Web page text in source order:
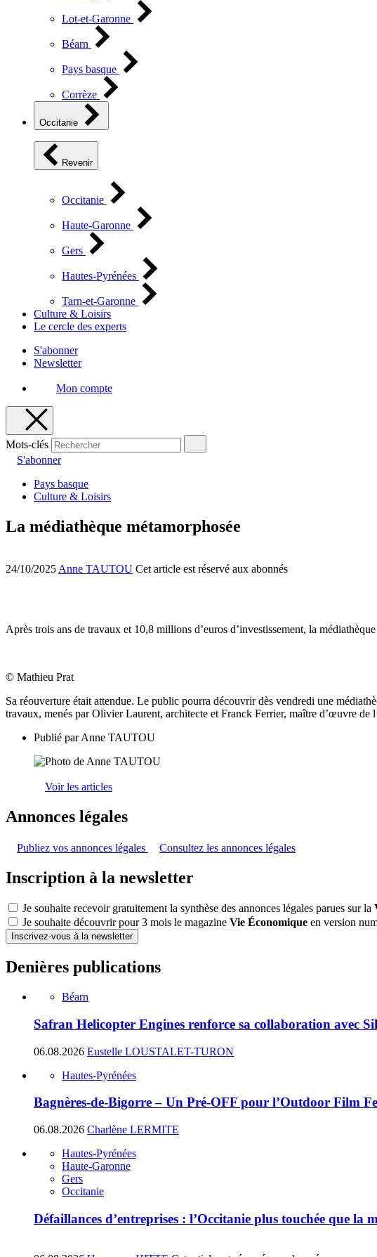
Lot-et-Garonne
Béarn
Pays basque
Corrèze
Occitanie
Revenir
Occitanie
Haute-Garonne
Gers
Hautes-Pyrénées
Tarn-et-Garonne
Culture & Loisirs
Le cercle des experts
S'abonner
Newsletter
Mon compte
Mots-clés
S'abonner
Pays basque
Culture & Loisirs
La médiathèque métamorphosée
24/10/2025 Anne TAUTOU Cet article est réservé aux abonnés
Après trois ans de travaux et 10,8 millions d’euros d’investissement, la
© Mathieu Prat
Sa réouverture était attendue. Le public pourra découvrir dès vendredi une
travaux, menés par Olivier Laurent, architecte et Franck Ferrier, maître d’œuvre
Publié parAnne TAUTOU
Voir les articles
Annonces légales
Publiez vos annonces légales Consultez les annonces légales
Inscription à la newsletter
Je souhaite recevoir gratuitement la synthèse des annonces légales parues sur la
Je souhaite découvrir pour 3 mois le magazine Vie Économique en version
Inscrivez-vous à la newsletter
Denières publications
Béarn
Safran Helicopter Engines renforce sa collaboration avec
06.08.2026 Eustelle LOUSTALET-TURON
Hautes-Pyrénées
Bagnères-de-Bigorre – Un Pré-OFF pour l’Outdoor Film
06.08.2026 Charlène LERMITE
Hautes-Pyrénées
Haute-Garonne
Gers
Occitanie
Défaillances d’entreprises : l’Occitanie plus touchée que la